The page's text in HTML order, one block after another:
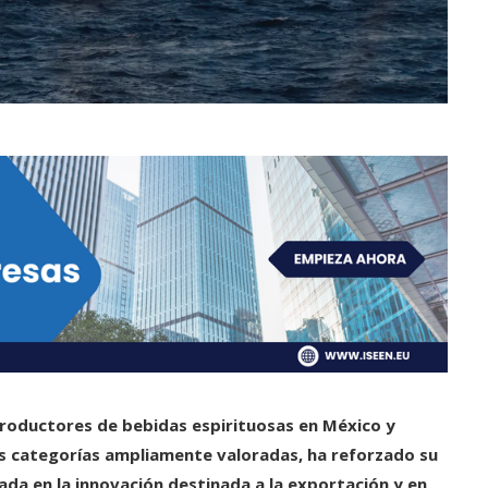
de bebidas espirituosas en México y
ampliamente valoradas, ha reforzado su